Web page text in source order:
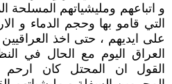
و اتباعهم ومليشياتهم المسلحة
التي قامو بها وحجم الدماء و
على ايديهم ، حتى اخذ
العراق اليوم مع الحال في
القول ان المحتل كان